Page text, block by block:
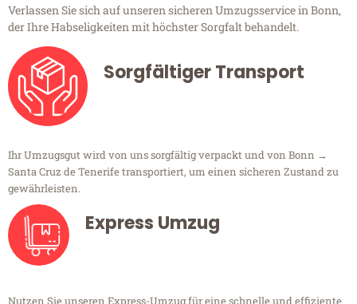
Verlassen Sie sich auf unseren sicheren Umzugsservice in Bonn,
der Ihre Habseligkeiten mit höchster Sorgfalt behandelt.
Sorgfältiger Transport
Ihr Umzugsgut wird von uns sorgfältig verpackt und von Bonn →
Santa Cruz de Tenerife transportiert, um einen sicheren Zustand zu
gewährleisten.
Express Umzug